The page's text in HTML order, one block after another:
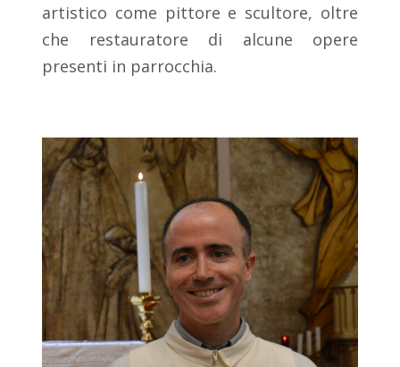
artistico come pittore e scultore, oltre
che restauratore di alcune opere
presenti in parrocchia.